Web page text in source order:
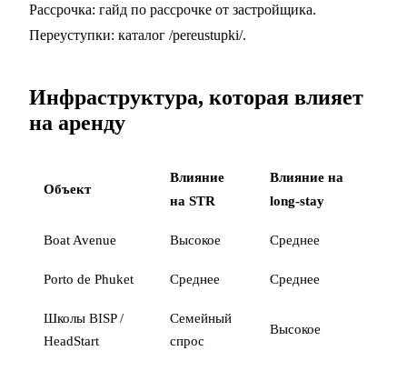
Рассрочка: гайд по рассрочке от застройщика.
Переуступки: каталог /pereustupki/.
Инфраструктура, которая влияет
на аренду
Объект
Влияние
на STR
Влияние на
long-stay
Boat Avenue Высокое Среднее
Porto de Phuket Среднее Среднее
Школы BISP /
HeadStart
Семейный
спрос
Высокое